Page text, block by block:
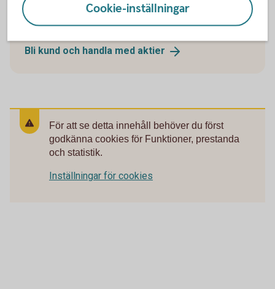
Inte kund än?
Bli kund och handla med aktier
För att se detta innehåll behöver du först
godkänna cookies för Funktioner, prestanda
och statistik.
Inställningar för cookies
Cookie-inställningar